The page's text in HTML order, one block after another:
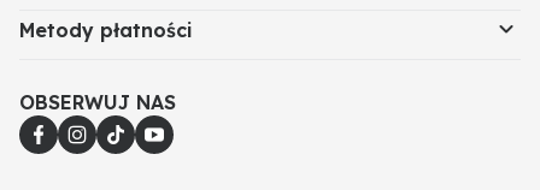
Metody płatności
OBSERWUJ NAS